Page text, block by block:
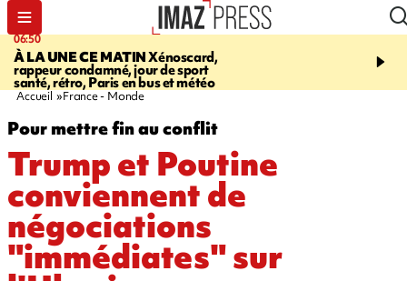
06:50
À LA UNE CE MATINXénoscard,
rappeur condamné, jour de sport
santé, rétro, Paris en bus et météo
08:53
Jour de
2026 - bouger,
Accueil France - Monde
Pour mettre fin au conflit
Trump et Poutine
conviennent de
négociations
"immédiates" sur